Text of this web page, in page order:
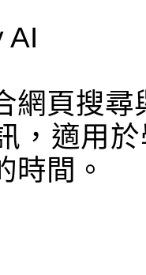
AI
網頁搜
，適用
時間。